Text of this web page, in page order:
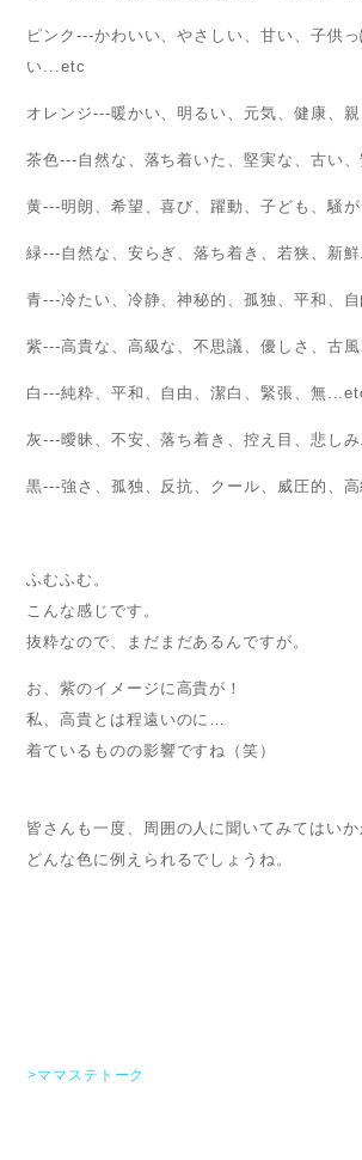
ピンク---かわいい、やさしい、甘い、子供
い...etc
オレンジ---暖かい、明るい、元気、健康、
茶色---自然な、落ち着いた、堅実な、古い
黄---明朗、希望、喜び、躍動、子ども、騒
緑---自然な、安らぎ、落ち着き、若狭、新
青---冷たい、冷静、神秘的、孤独、平和、
紫---高貴な、高級な、不思議、優しさ、古
白---純粋、平和、自由、潔白、緊張、無
灰---曖昧、不安、落ち着き、控え目、悲し
黒---強さ、孤独、反抗、クール、威圧的、
ふむふむ。
こんな感じです。
抜粋なので、まだまだあるんですが。
お、紫のイメージに高貴が！
私、高貴とは程遠いのに…
着ているものの影響ですね（笑）
皆さんも一度、周囲の人に聞いてみてはいか
どんな色に例えられるでしょうね。
>ママステトーク